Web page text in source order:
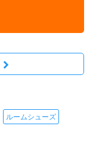
ルームシューズ